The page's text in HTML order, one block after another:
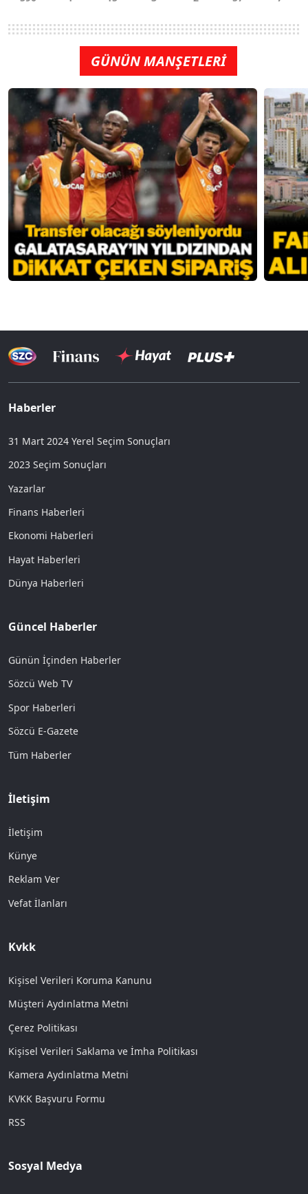
GÜNÜN MANŞETLERİ
Haberler
31 Mart 2024 Yerel Seçim Sonuçları
2023 Seçim Sonuçları
Yazarlar
Finans Haberleri
Ekonomi Haberleri
Hayat Haberleri
Dünya Haberleri
Güncel Haberler
Günün İçinden Haberler
Sözcü Web TV
Spor Haberleri
Sözcü E-Gazete
Tüm Haberler
İletişim
İletişim
Künye
Reklam Ver
Vefat İlanları
Kvkk
Kişisel Verileri Koruma Kanunu
Müşteri Aydınlatma Metni
Çerez Politikası
Kişisel Verileri Saklama ve İmha Politikası
Kamera Aydınlatma Metni
KVKK Başvuru Formu
RSS
Sosyal Medya